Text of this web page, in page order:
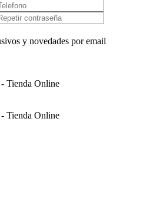
y novedades por email